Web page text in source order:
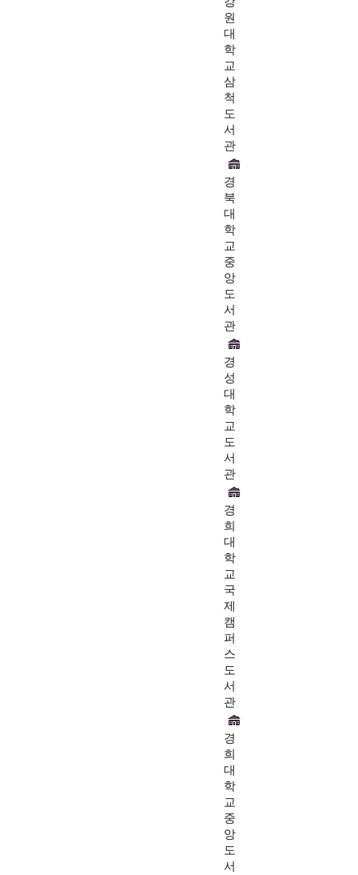
원
대
학
교
삼
척
도
서
관
경
북
대
학
교
중
앙
도
서
관
경
성
대
학
교
도
서
관
경
희
대
학
교
국
제
캠
퍼
스
도
서
관
경
희
대
학
교
중
앙
도
서